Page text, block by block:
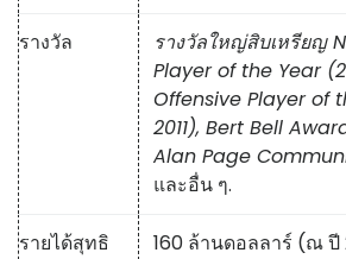
รางวัล
รางวัลใหญ่สิบเหรียญ
Player of the Year
Offensive Player of
2011), Bert Bell
Alan Page
และอื่น ๆ.
รายได้สุทธิ 160 ล้านดอลลาร์ (ณ ปี